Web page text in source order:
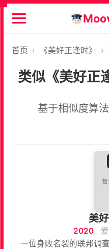
首页 › 《美好正逢时》 ›
类似《美好正
基于相似度算
美
2020
一位身败名裂的联邦调